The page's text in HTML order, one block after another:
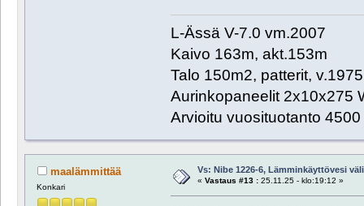
L-Ässä V-7.0 vm.2007
Kaivo 163m, akt.153m
Talo 150m2, patterit, v.1975
Aurinkopaneelit 2x10x275
Arvioitu vuosituotanto
maalämmittää
Konkari
Vs: Nibe 1226-6, Lämminkäyttövesi
« Vastaus #13 :25.11.25 - klo:19:12 »